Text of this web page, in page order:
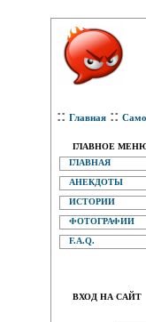
:: Главная ::
ГЛАВНОЕ
ГЛАВНАЯ
АНЕКДОТЫ
ИСТОРИИ
ФОТОГРАФИИ
F.A.Q.
ВХОД НА САЙТ